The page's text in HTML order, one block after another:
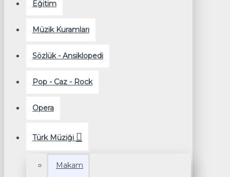
Eğitim
Müzik Kuramları
Sözlük - Ansiklopedi
Pop - Caz - Rock
Opera
Türk Müziği
Makam